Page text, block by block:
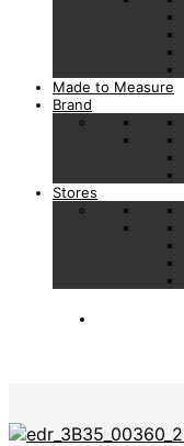
Made to Measure
Brand
Stores